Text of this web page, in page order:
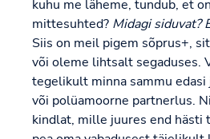
kuhu me läheme, tundub, et
mittesuhted? Midagi siduvat?
Siis on meil pigem sõprus+,
või oleme lihtsalt segaduses.
tegelikult minna sammu edasi
või polüamoorne partnerlus.
kindlat, mille juures end hästi